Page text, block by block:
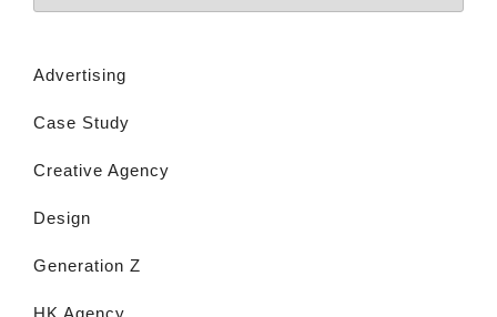
Advertising
Case Study
Creative Agency
Design
Generation Z